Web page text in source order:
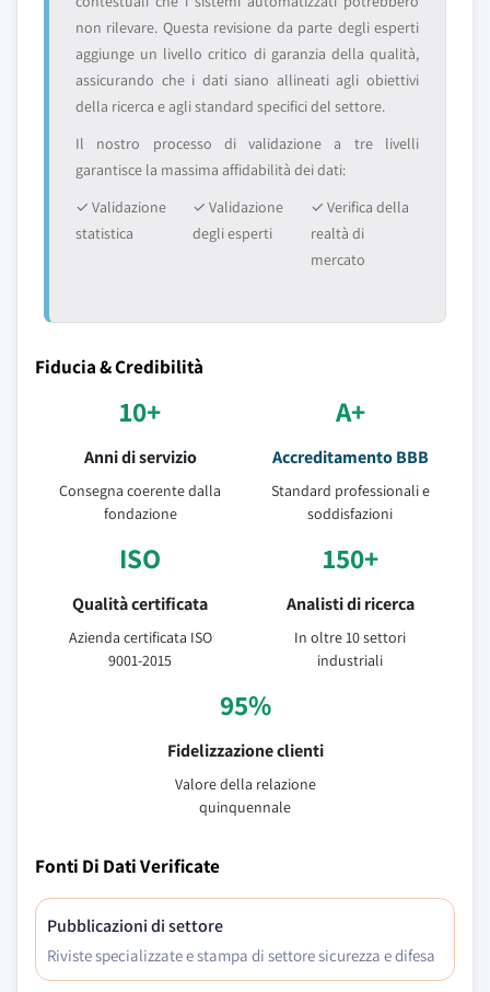
non rilevare. Questa revisione da parte degli esperti
aggiunge un livello critico di garanzia della qualità,
assicurando che i dati siano allineati agli obiettivi
della ricerca e agli standard specifici del settore.
Il nostro processo di validazione a tre livelli
garantisce la massima affidabilità dei dati:
✓ Validazione
statistica
✓ Validazione
degli esperti
✓ Verifica della
realtà di
mercato
Fiducia & Credibilità
10+
Anni di servizio
Consegna coerente dalla
fondazione
A+
Accreditamento BBB
Standard professionali e
soddisfazioni
ISO
Qualità certificata
Azienda certificata ISO
9001-2015
150+
Analisti di ricerca
In oltre 10 settori
industriali
95%
Fidelizzazione clienti
Valore della relazione
quinquennale
Fonti Di Dati Verificate
Pubblicazioni di settore
Riviste specializzate e stampa di settore sicurezza e difesa